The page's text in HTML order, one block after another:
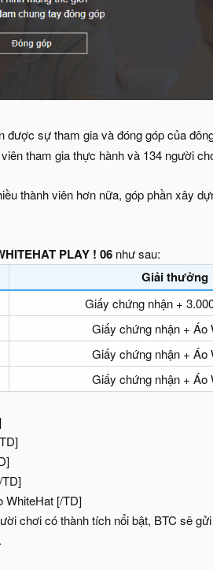
được sự tham gia và đóng góp của
tham gia thực hành và 134 người
thành viên hơn nữa, góp phần xây
PLAY ! 06 như sau:
Giải thưởng
Giấy chứng nhận +
Giấy chứng nhận + Áo
Giấy chứng nhận + Áo
Giấy chứng nhận + Áo
WhiteHat [/TD]
chơi có thành tích nổi bật, BTC sẽ